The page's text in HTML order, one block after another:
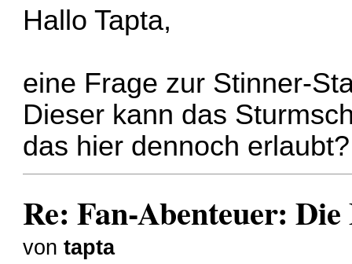
Hallo Tapta,
eine Frage zur Stinner-
Dieser kann das
das hier dennoch erlaubt?
Re: Fan-Abenteuer:
vontapta